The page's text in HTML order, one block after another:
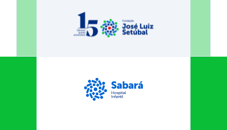
Fundação José Luiz Egydio
Sabará Hospital Infantil